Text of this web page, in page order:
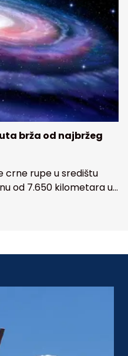
brža od najbržeg
u središtu
od 7.650 kilometara u